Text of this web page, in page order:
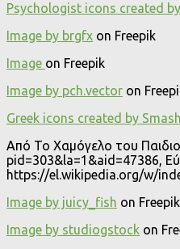
Psychologist icons created
Image by brgfx on Freepik
Image on Freepik
Image by pch.vector on
Greek icons created by
Από Το Χαμόγελο του
pid=303&la=1&aid=47386,
https://el.wikipedia.org/w/
Image by juicy_fish on Freepik
Image by studiogstock on